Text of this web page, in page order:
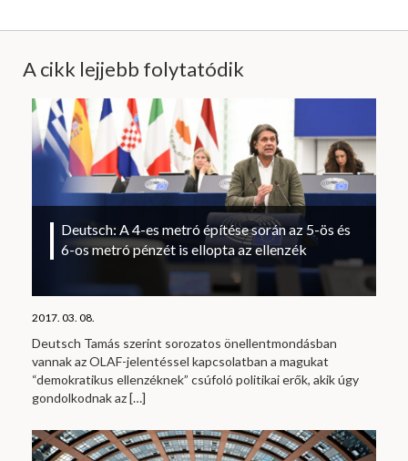
A cikk lejjebb folytatódik
Deutsch: A 4-es metró építése során az 5-ös és
6-os metró pénzét is ellopta az ellenzék
2017. 03. 08.
Deutsch Tamás szerint sorozatos önellentmondásban
vannak az OLAF-jelentéssel kapcsolatban a magukat
“demokratikus ellenzéknek” csúfoló politikai erők, akik úgy
gondolkodnak az[…]